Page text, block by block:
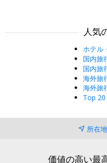
人気
ホテル
国内旅
国内旅
海外旅
海外旅
Top 20
所在
価値の高い最